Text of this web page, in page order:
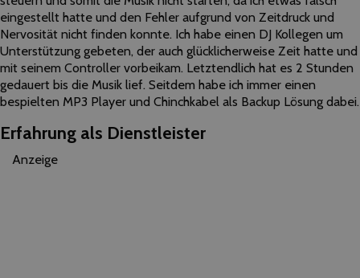
eingestellt hatte und den Fehler aufgrund von Zeitdruck und
Nervosität nicht finden konnte. Ich habe einen DJ Kollegen um
Unterstützung gebeten, der auch glücklicherweise Zeit hatte und
mit seinem Controller vorbeikam. Letztendlich hat es 2 Stunden
gedauert bis die Musik lief. Seitdem habe ich immer einen
bespielten MP3 Player und Chinchkabel als Backup Lösung dabei.
Erfahrung als Dienstleister
Anzeige